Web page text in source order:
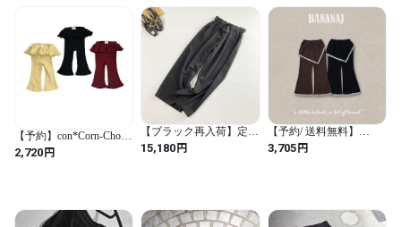
ーパンツ 通気性 吸汗速
乾 部屋着 ボトムス 調整
紐 ウエストゴム 夏服
【予約】con*Corn-Chon
Cupri Leggings 韓国子供
服 ベビーボトムス キッ
2,720円
【ブラック再入荷】定番
フロントリボンワイドパ
ンツ
15,180円
【予約/ 送料無料】
bananaj / Jardin skirt pants
3,705円